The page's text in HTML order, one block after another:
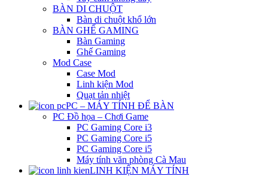
BÀN DI CHUỘT
Bàn di chuột khổ lớn
BÀN GHẾ GAMING
Bàn Gaming
Ghế Gaming
Mod Case
Case Mod
Linh kiện Mod
Quạt tản nhiệt
PC – MÁY TÍNH ĐỂ BÀN
PC Đồ họa – Chơi Game
PC Gaming Core i3
PC Gaming Core i5
PC Gaming Core i5
Máy tính văn phòng Cà Mau
LINH KIỆN MÁY TÍNH